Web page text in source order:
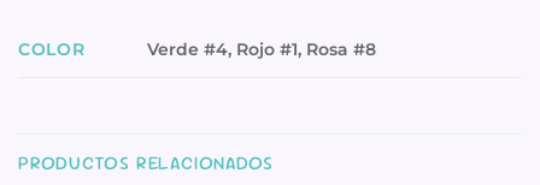
COLOR Verde #4, Rojo #1, Rosa #8
PRODUCTOS RELACIONADOS